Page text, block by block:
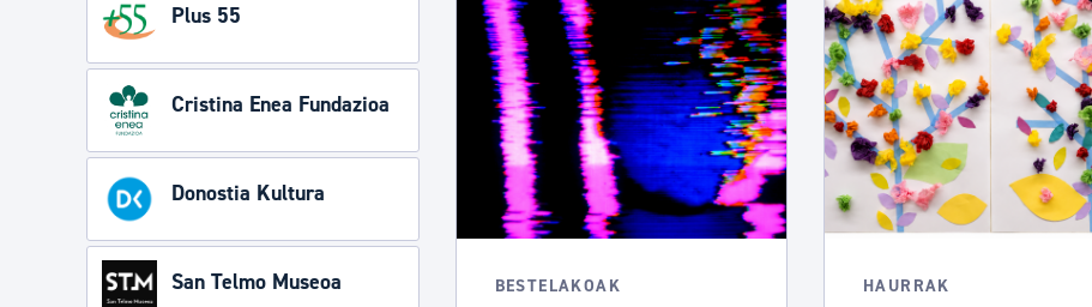
Plus 55
Cristina Enea Fundazioa
Donostia Kultura
San Telmo Museoa BESTELAKOAK HAURRAK